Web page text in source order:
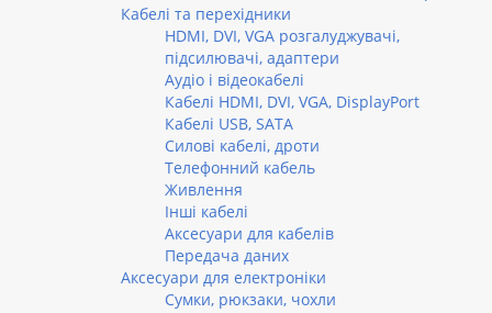
Кабелі та перехідники
HDMI, DVI, VGA розгалуджувачі,
підсилювачі, адаптери
Аудіо і відеокабелі
Кабелі HDMI, DVI, VGA, DisplayPort
Кабелі USB, SATA
Силові кабелі, дроти
Телефонний кабель
Живлення
Інші кабелі
Аксесуари для кабелів
Передача даних
Аксесуари для електроніки
Сумки, рюкзаки, чохли